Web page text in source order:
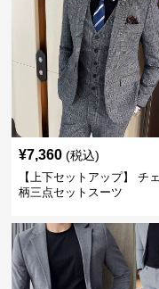
¥7,360 (税込)
【上下セットアップ】 チ
柄三点セットスーツ